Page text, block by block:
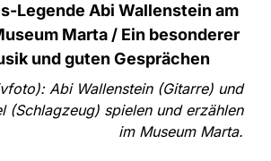
Legende Abi Wallenstein am
Marta / Ein besonderer
und guten Gesprächen
: Abi Wallenstein (Gitarre) und
(Schlagzeug) spielen und erzählen
im Museum Marta.